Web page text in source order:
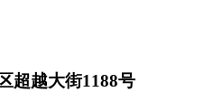
超越大街1188号